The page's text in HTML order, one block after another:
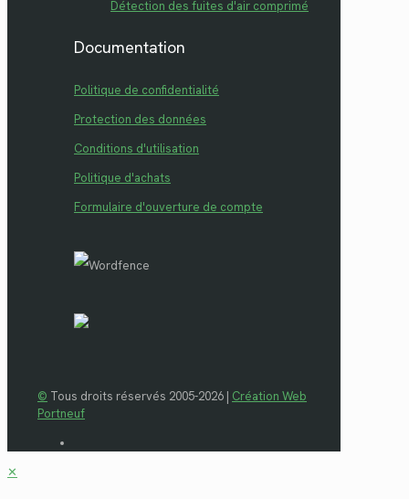
Détection des fuites d'air comprimé
Documentation
Politique de confidentialité
Protection des données
Conditions d'utilisation
Politique d'achats
Formulaire d'ouverture de compte
© Tous droits réservés 2005-2026 | Création Web
Portneuf
✕